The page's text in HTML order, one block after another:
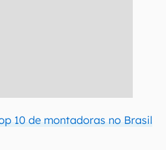
10 de montadoras no Brasil